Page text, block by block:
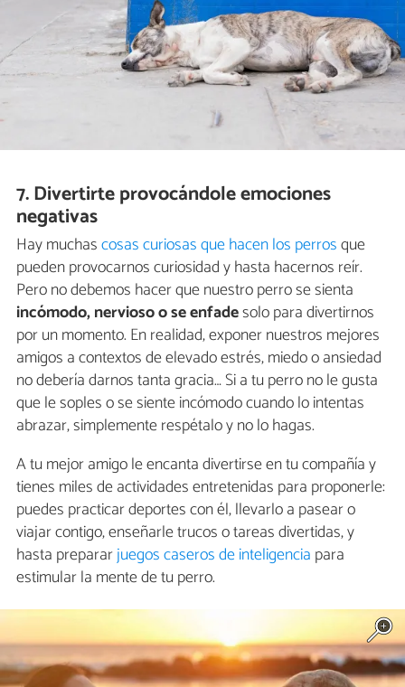
7. Divertirte provocándole emociones
negativas
Hay muchascosas curiosas que hacen los perrosque
pueden provocarnos curiosidad y hasta hacernos reír.
Pero no debemos hacer que nuestro perro se sienta
incómodo, nervioso o se enfadesolo para divertirnos
por un momento. En realidad, exponer nuestros mejores
amigos a contextos de elevado estrés, miedo o ansiedad
no debería darnos tanta gracia… Si a tu perro no le gusta
que le soples o se siente incómodo cuando lo intentas
abrazar, simplemente respétalo y no lo hagas.
A tu mejor amigo le encanta divertirse en tu compañía y
tienes miles de actividades entretenidas para proponerle:
puedes practicar deportes con él, llevarlo a pasear o
viajar contigo, enseñarle trucos o tareas divertidas, y
hasta prepararjuegos caseros de inteligencia para
estimular la mente de tu perro.